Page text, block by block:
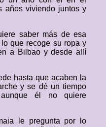
años viviendo juntos y
saber más de esa
que recoge su ropa y
a Bilbao y desde allí
hasta que acaben la
y se dé un tiempo
él no quiere
le pregunta por lo